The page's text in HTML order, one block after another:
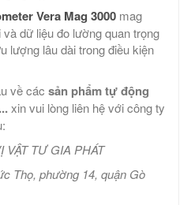
Vera Mag 3000 mag
dữ liệu đo lường quan trọng
lượng lâu dài trong điều kiện
về các sản phẩm tự động
xin vui lòng liên hệ với công ty
VẬT TƯ GIA PHÁT
Thọ, phường 14, quận Gò